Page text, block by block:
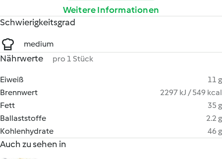
Weitere Informationen
Schwierigkeitsgrad
medium
Nährwerte pro 1 Stück
Eiweiß
11 g
Brennwert
2297 kJ / 549 kcal
Fett
35 g
Ballaststoffe
2.2 g
Kohlenhydrate
46 g
Auch zu sehen in